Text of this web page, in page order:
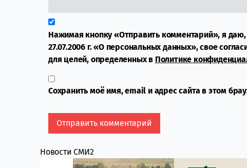
Нажимая кнопку «Отправить комментарий», я
27.07.2006 г. «О персональных данных», свое
для целей, определенных в Политике
Сохранить моё имя, email и адрес сайта в этом
Новости СМИ2